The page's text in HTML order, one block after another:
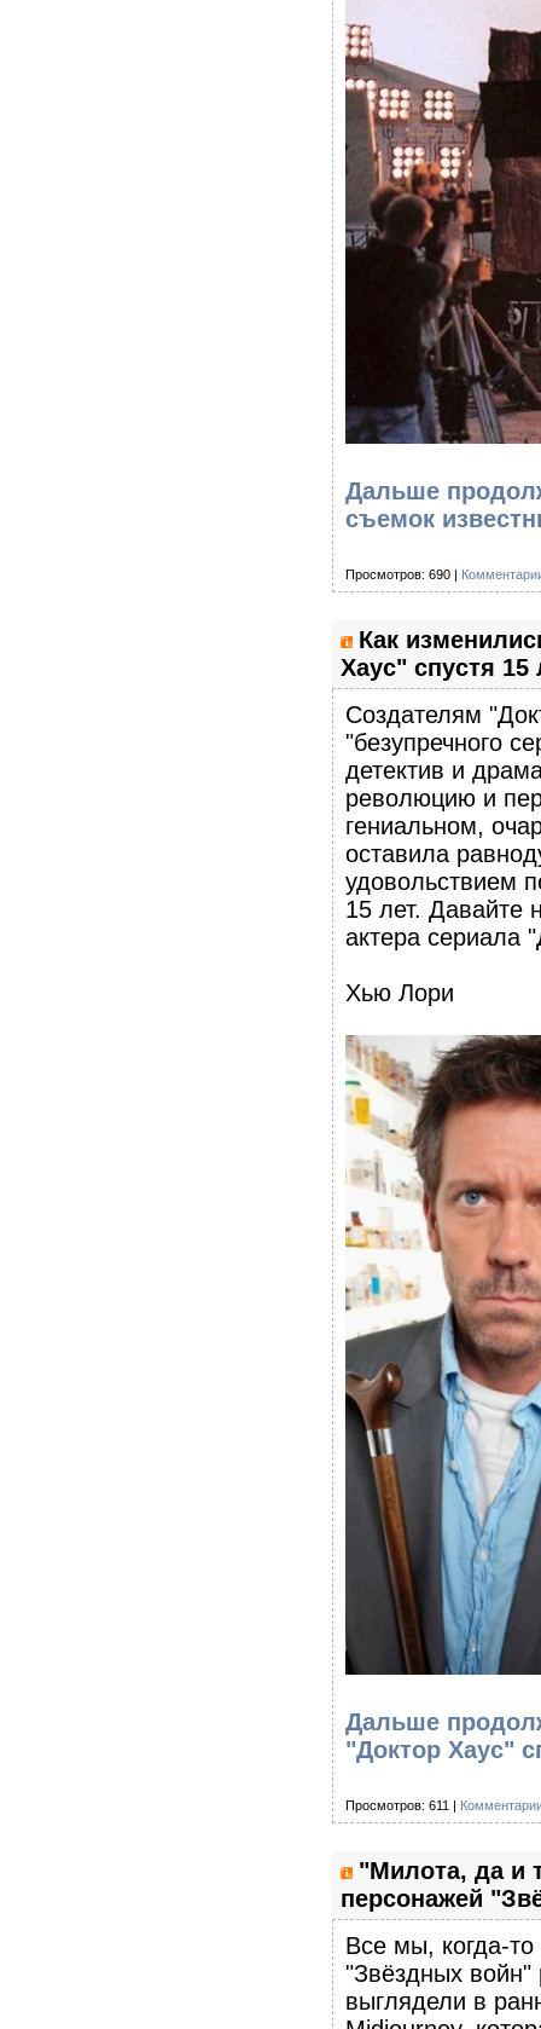
Дальше
съемок
Просмотров: 690 |
Как
Хаус" спустя
Создателям
"безупречного
детектив и
революцию и
гениальном,
оставила
удовольствием
15 лет. Давайте
актера сериала
Хью Лори
Дальше
"Доктор Хаус"
Просмотров: 611 |
"Милота, да и
персонажей
Все мы, когда-
"Звёздных войн"
выглядели в